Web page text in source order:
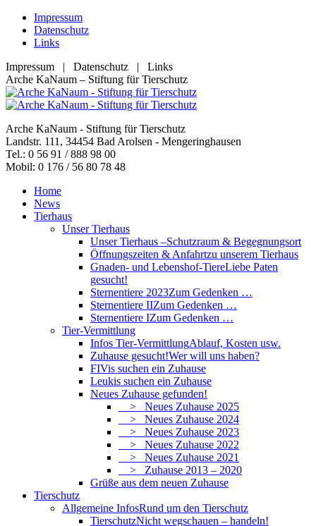
Zum
Inhalt
springen
Impressum
Datenschutz
Links
Impressum | Datenschutz | Links
Facebook
page
opens
new
window
YouTube
page
opens
new
window
RSS
page
opens
new
window
E-
Mail
page
in
new
window
Arche KaNaum – Stiftung für Tierschutz
Arche KaNaum - Stiftung für Tierschutz
Landstr. 111, 34454 Bad Arolsen - Mengeringhausen
Tel.: 0 56 91 / 888 98 00
Mobil: 0 176 / 56 80 78 48
Home
News
Tierhaus
Unser Tierhaus
Unser Tierhaus –Schutzraum & Begegnungsort
Öffnungszeiten & Anfahrtzu unserem Tierhaus
Gnaden- und Lebenshof-TiereLiebe Paten
gesucht!
Sternentiere 2023Zum Gedenken …
Sternentiere IIZum Gedenken …
Sternentiere IZum Gedenken …
Tier-Vermittlung
Infos Tier-VermittlungAblauf, Kosten usw.
Zuhause gesucht!Wer will uns haben?
FIVis suchen ein Zuhause
Leukis suchen ein Zuhause
Neues Zuhause gefunden!
> Neues Zuhause 2025
> Neues Zuhause 2024
> Neues Zuhause 2023
> Neues Zuhause 2022
> Neues Zuhause 2021
> Zuhause 2013 – 2020
Grüße aus dem neuen Zuhause
Tierschutz
Allgemeine InfosRund um den Tierschutz
TierschutzNicht wegschauen – handeln!